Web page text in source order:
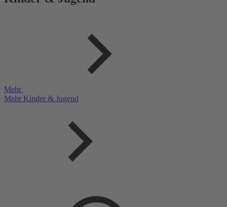
Mehr
Mehr Kinder & Jugend